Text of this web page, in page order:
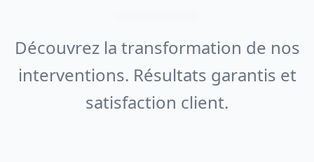
Découvrez la transformation de nos
interventions. Résultats garantis et
satisfaction client.